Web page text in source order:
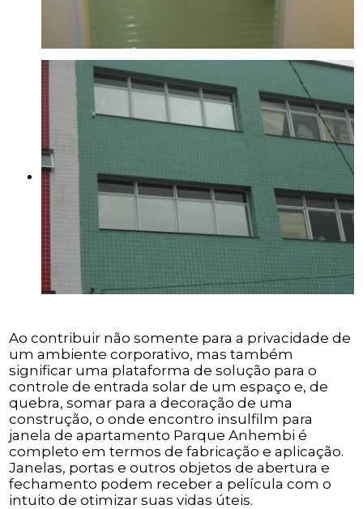
Ao contribuir não somente para a privacidade de
um ambiente corporativo, mas também
significar uma plataforma de solução para o
controle de entrada solar de um espaço e, de
quebra, somar para a decoração de uma
construção, o onde encontro insulfilm para
janela de apartamento Parque Anhembi é
completo em termos de fabricação e aplicação.
Janelas, portas e outros objetos de abertura e
fechamento podem receber a película com o
intuito de otimizar suas vidas úteis.